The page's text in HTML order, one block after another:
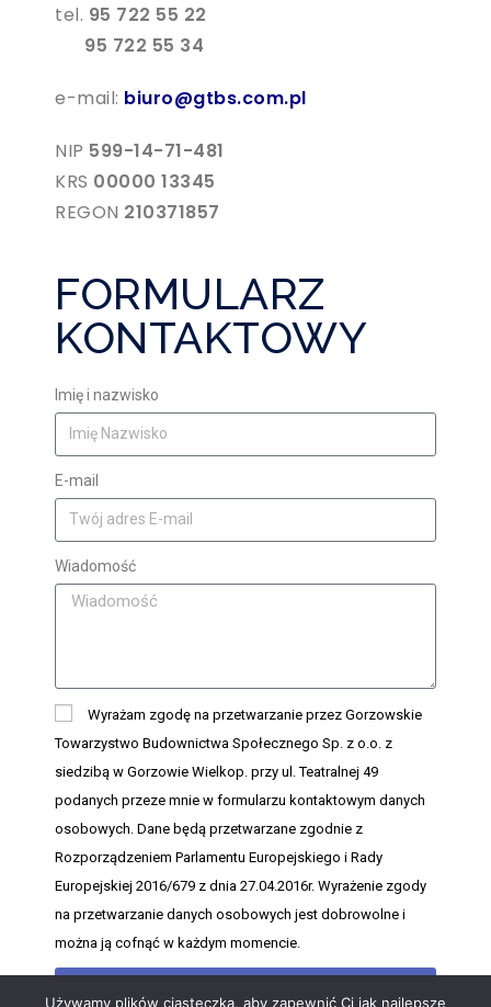
tel. 95 722 55 22
95 722 55 34
e-mail: biuro@gtbs.com.pl
NIP 599-14-71-481
KRS 00000 13345
REGON 210371857
FORMULARZ
KONTAKTOWY
Imię i nazwisko
E-mail
Wiadomość
Wyrażam zgodę na przetwarzanie przez Gorzowskie
Towarzystwo Budownictwa Społecznego Sp. z o.o. z
siedzibą w Gorzowie Wielkop. przy ul. Teatralnej 49
podanych przeze mnie w formularzu kontaktowym danych
osobowych. Dane będą przetwarzane zgodnie z
Rozporządzeniem Parlamentu Europejskiego i Rady
Europejskiej 2016/679 z dnia 27.04.2016r. Wyrażenie zgody
na przetwarzanie danych osobowych jest dobrowolne i
można ją cofnąć w każdym momencie.
Używamy plików ciasteczka, aby zapewnić Ci jak najlepsze